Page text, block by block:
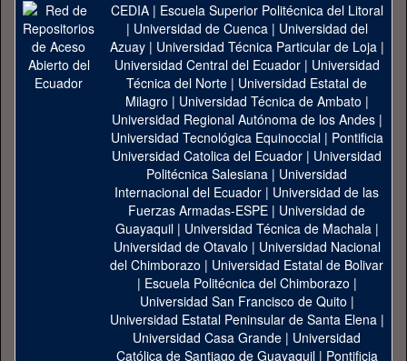
CEDIA| Escuela Superior Politécnica del Litoral
| Universidad de Cuenca| Universidad del
Azuay| Universidad Técnica Particular de Loja|
Universidad Central del Ecuador| Universidad
Técnica del Norte | Universidad Estatal de
Milagro | Universidad Técnica de Ambato |
Universidad Regional Autónoma de los Andes|
Universidad Tecnológica Equinoccial| Pontificia
Universidad Catolica del Ecuador | Universidad
Politécnica Salesiana | Universidad
Internacional del Ecuador | Universidad de las
Fuerzas Armadas-ESPE | Universidad de
Guayaquil| Universidad Técnica de Machala|
Universidad de Otavalo | Universidad Nacional
del Chimborazo | Universidad Estatal de Bolivar
| Escuela Politécnica del Chimborazo |
Universidad San Francisco de Quito |
Universidad Estatal Peninsular de Santa Elena|
Universidad Casa Grande | Universidad
Católica de Santiago de Guayaquil| Pontificia